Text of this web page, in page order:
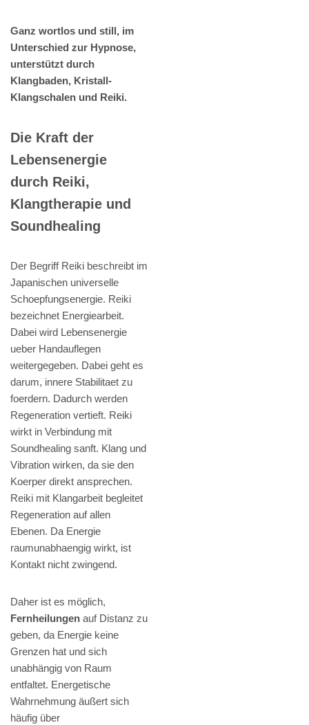
Ganz wortlos und still, im
Unterschied zur Hypnose,
unterstützt durch
Klangbaden, Kristall-
Klangschalen und Reiki.
Die Kraft der
Lebensenergie
durch Reiki,
Klangtherapie und
Soundhealing
Der Begriff Reiki beschreibt im
Japanischen universelle
Schoepfungsenergie. Reiki
bezeichnet Energiearbeit.
Dabei wird Lebensenergie
ueber Handauflegen
weitergegeben. Dabei geht es
darum, innere Stabilitaet zu
foerdern. Dadurch werden
Regeneration vertieft. Reiki
wirkt in Verbindung mit
Soundhealing sanft. Klang und
Vibration wirken, da sie den
Koerper direkt ansprechen.
Reiki mit Klangarbeit begleitet
Regeneration auf allen
Ebenen. Da Energie
raumunabhaengig wirkt, ist
Kontakt nicht zwingend.
Daher ist es möglich,
Fernheilungen auf Distanz zu
geben, da Energie keine
Grenzen hat und sich
unabhängig von Raum
entfaltet. Energetische
Wahrnehmung äußert sich
häufig über